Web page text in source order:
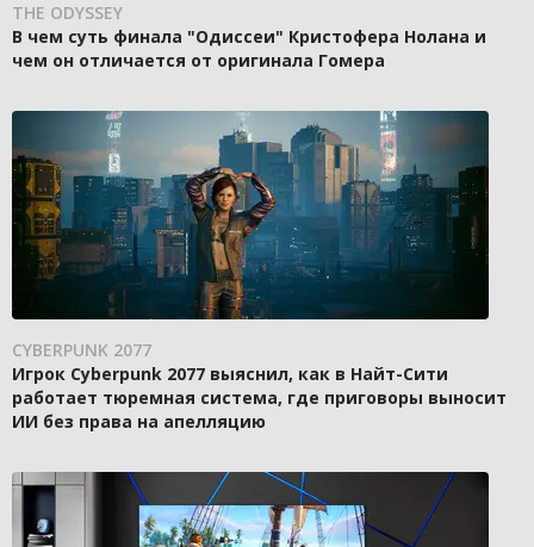
THE ODYSSEY
В чем суть финала "Одиссеи" Кристофера Нолана и
чем он отличается от оригинала Гомера
CYBERPUNK 2077
Игрок Cyberpunk 2077 выяснил, как в Найт-Сити
работает тюремная система, где приговоры выносит
ИИ без права на апелляцию